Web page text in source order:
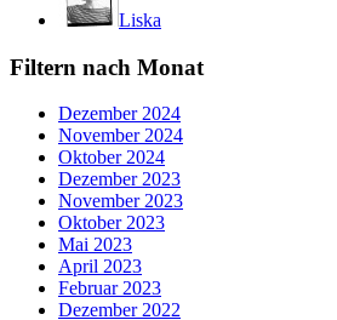
Liska
Filtern nach Monat
Dezember 2024
November 2024
Oktober 2024
Dezember 2023
November 2023
Oktober 2023
Mai 2023
April 2023
Februar 2023
Dezember 2022